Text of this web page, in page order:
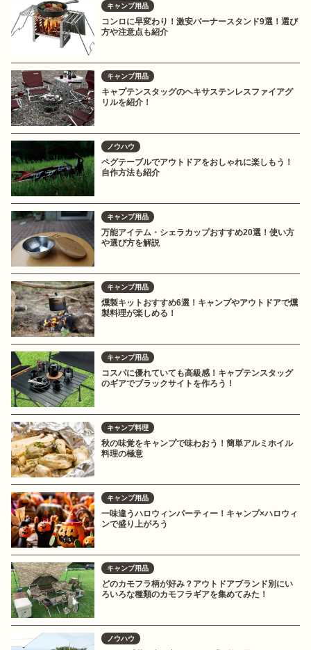
キャンプ用品
コンロに早変わり！激安バーナースタンド9選！選び
方や注意点も紹介
キャンプ用品
キャプテンスタッグのヘキサステンレスファイアグ
リルを紹介！
ノウハウ
ペグテーブルでアウトドアをおしゃれに楽しもう！
自作方法も紹介
キャンプ用品
万能アイテム・シェラカップおすすめ20選！使い方
や選び方を解説
キャンプ用品
燻製キットおすすめ6選！キャンプやアウトドアで燻
製料理が楽しめる！
キャンプ用品
コスパに優れていても高級感！キャプテンスタッグ
のギアでブラックサイトを作ろう！
キャンプ料理
秋の味覚をキャンプで味わおう！簡単アルミホイル
料理の極意
キャンプ用品
一味違うハロウィンパーティー！キャンプ×ハロウィ
ンで盛り上がろう
キャンプ用品
どのカモフラ柄が好み？アウトドアブランド別にい
ろいろな種類のカモフラギアを集めてみた！
ノウハウ